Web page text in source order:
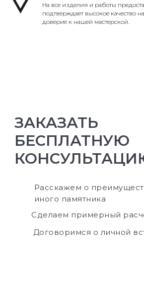
На все изделия и работы
подтверждает высокое качество
доверие к нашей мастерской.
ЗАКАЗАТЬ
БЕСПЛАТНУЮ
Расскажем о
иного памятника
Сделаем примерный
Договоримся о личной